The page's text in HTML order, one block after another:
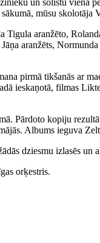
mūsu
Tigula aranžēto,
aranžēts,
pirmā tikšanās ar
ieskaņotā, filmas
Pārdoto kopiju
Albums ieguva
dziesmu izlasēs un
orķestris.